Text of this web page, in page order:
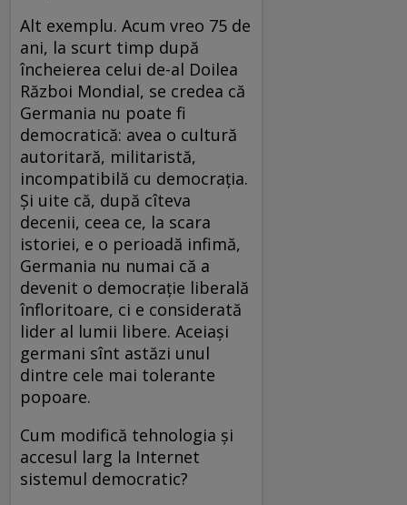
Alt exemplu. Acum vreo 75 de
ani, la scurt timp după
încheierea celui de-al Doilea
Război Mondial, se credea că
Germania nu poate fi
democratică: avea o cultură
autoritară, militaristă,
incompatibilă cu democrația.
Și uite că, după cîteva
decenii, ceea ce, la scara
istoriei, e o perioadă infimă,
Germania nu numai că a
devenit o democrație liberală
înfloritoare, ci e considerată
lider al lumii libere. Aceiași
germani sînt astăzi unul
dintre cele mai tolerante
popoare.
Cum modifică tehnologia și
accesul larg la Internet
sistemul democratic?